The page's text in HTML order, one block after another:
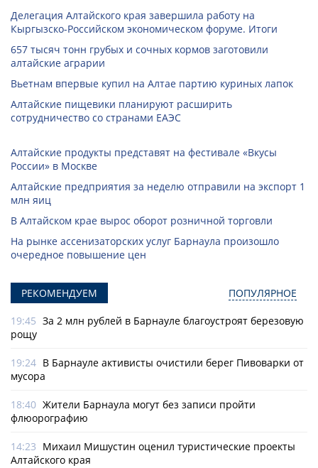
Делегация Алтайского края завершила работу на
Кыргызско-Российском экономическом форуме. Итоги
657 тысяч тонн грубых и сочных кормов заготовили
алтайские аграрии
Вьетнам впервые купил на Алтае партию куриных лапок
Алтайские пищевики планируют расширить
сотрудничество со странами ЕАЭС
Алтайские продукты представят на фестивале «Вкусы
России» в Москве
Алтайские предприятия за неделю отправили на экспорт 1
млн яиц
В Алтайском крае вырос оборот розничной торговли
На рынке ассенизаторских услуг Барнаула произошло
очередное повышение цен
РЕКОМЕНДУЕМ ПОПУЛЯРНОЕ
19:45 За 2 млн рублей в Барнауле благоустроят березовую
рощу
19:24 В Барнауле активисты очистили берег Пивоварки от
мусора
18:40 Жители Барнаула могут без записи пройти
флюорографию
14:23 Михаил Мишустин оценил туристические проекты
Алтайского края